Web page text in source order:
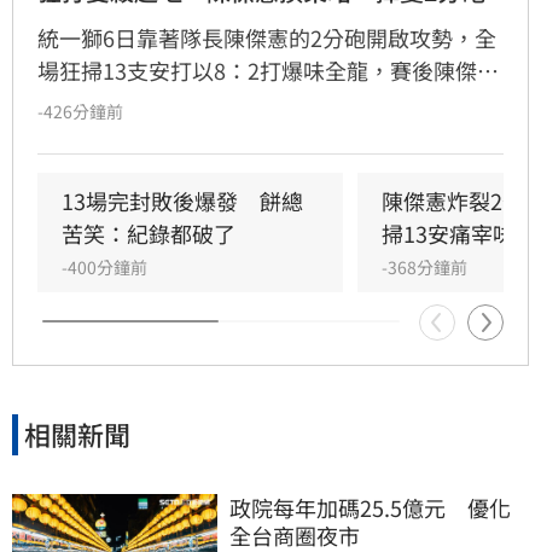
統一獅6日靠著隊長陳傑憲的2分砲開啟攻勢，全
場狂掃13支安打以8：2打爆味全龍，賽後陳傑憲
透露因為上週末自己擊出太多雙殺，當時上場只
-426分鐘前
13場完封敗後爆發　餅總
苦笑：紀錄都破了
-400分鐘前
陳傑憲炸裂2分
掃13安痛宰味全
-368分鐘前
相關新聞
政院每年加碼25.5億元　優化
全台商圈夜市